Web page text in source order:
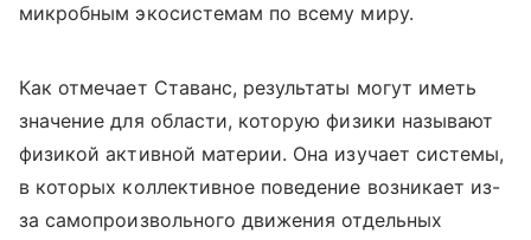
микробным экосистемам по всему миру.
Как отмечает Ставанс, результаты могут иметь
значение для области, которую физики называют
физикой активной материи. Она изучает системы,
в которых коллективное поведение возникает из-
за самопроизвольного движения отдельных